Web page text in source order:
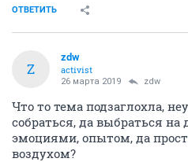
ОТВЕТИТЬ
Z
zdw
activist
26 марта 2019 zdw
Что то тема подзаглохла,
собраться, да выбраться на
эмоциями, опытом, да
воздухом?